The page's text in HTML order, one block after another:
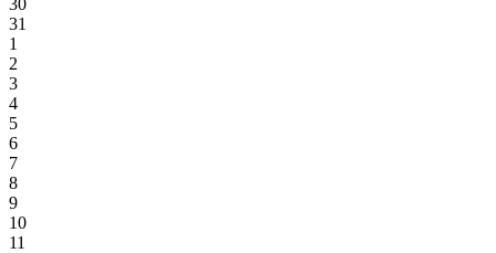
30
31
1
2
3
4
5
6
7
8
9
10
11